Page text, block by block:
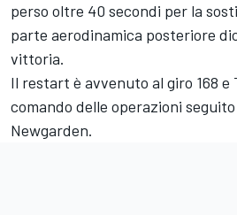
perso oltre 40 secondi per la
parte aerodinamica posteriore
vittoria.
Il restart è avvenuto al giro 168 e
comando delle operazioni
Newgarden.